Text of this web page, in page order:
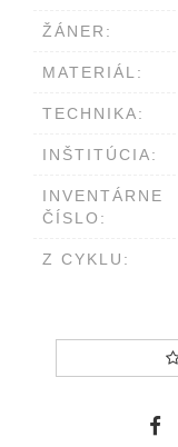
ŽÁNER:
MATERIÁL:
TECHNIKA:
INŠTITÚCIA:
INVENTÁRNE
ČÍSLO:
Z CYKLU: